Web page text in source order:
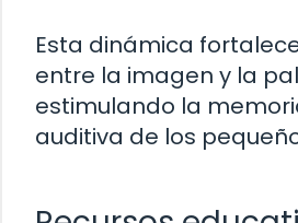
Esta dinámica
entre la imagen y la
estimulando la
auditiva de los